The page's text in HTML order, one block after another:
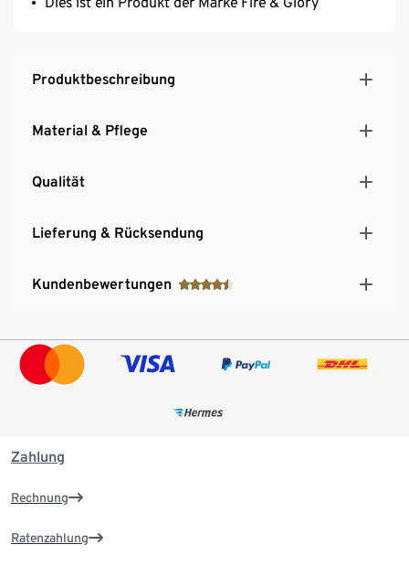
Produktbeschreibung
Material & Pflege
Qualität
Lieferung & Rücksendung
Kundenbewertungen
Zahlung
Rechnung
Ratenzahlung